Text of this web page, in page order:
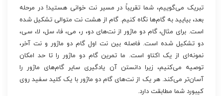
تبریک می‌گوییم، شما تقریباً در مسیر نت خوانی هستید! در مرحله
بعد، بیایید به گام‌ها نگاه کنیم. گام از هشت نت متوالی تشکیل شده
است. برای مثال، گام دو ماژور از نت‌های دو، ر، می، فا، سل، لا، سی،
دو تشکیل شده است. فاصله بین نت اول گام دو ماژور و نت آخر،
نمونه‌ای از یک اکتاو است. ما تمرین گام دو ماژور را تا حد امکان
توصیه می‌کنیم، زیرا دانستن آن یادگیری سایر گام‌های ماژور را
آسان‌تر می‌کند. هر یک از نت‌های گام دو ماژور با یک کلید سفید روی
کیبورد شما مطابقت دارد.